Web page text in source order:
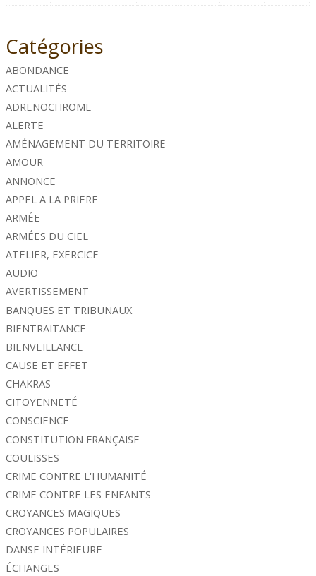
Catégories
ABONDANCE
ACTUALITÉS
ADRENOCHROME
ALERTE
AMÉNAGEMENT DU TERRITOIRE
AMOUR
ANNONCE
APPEL A LA PRIERE
ARMÉE
ARMÉES DU CIEL
ATELIER, EXERCICE
AUDIO
AVERTISSEMENT
BANQUES ET TRIBUNAUX
BIENTRAITANCE
BIENVEILLANCE
CAUSE ET EFFET
CHAKRAS
CITOYENNETÉ
CONSCIENCE
CONSTITUTION FRANÇAISE
COULISSES
CRIME CONTRE L'HUMANITÉ
CRIME CONTRE LES ENFANTS
CROYANCES MAGIQUES
CROYANCES POPULAIRES
DANSE INTÉRIEURE
ÉCHANGES